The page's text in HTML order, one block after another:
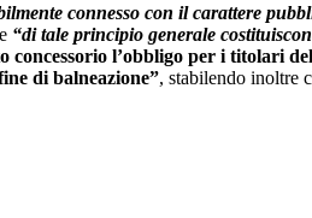
connesso con il carattere
“di tale principio generale
concessorio l’obbligo per i titolari
di balneazione”, stabilendo inoltre